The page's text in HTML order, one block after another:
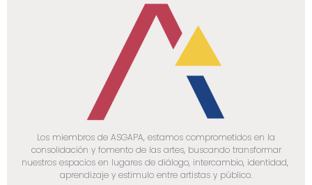
Los miembros de ASGAPA, estamos comprometidos en la
consolidación y fomento de las artes, buscando transformar
nuestros espacios en lugares de diálogo, intercambio, identidad,
aprendizaje y estimulo entre artistas y público.